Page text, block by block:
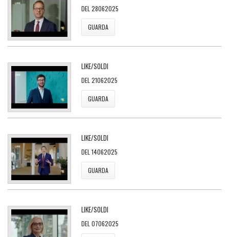
DEL 28062025
GUARDA
LIKE/SOLDI
DEL 21062025
GUARDA
LIKE/SOLDI
DEL 14062025
GUARDA
LIKE/SOLDI
DEL 07062025